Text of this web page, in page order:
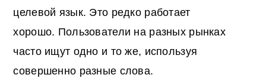
целевой язык. Это редко работает
хорошо. Пользователи на разных рынках
часто ищут одно и то же, используя
совершенно разные слова.